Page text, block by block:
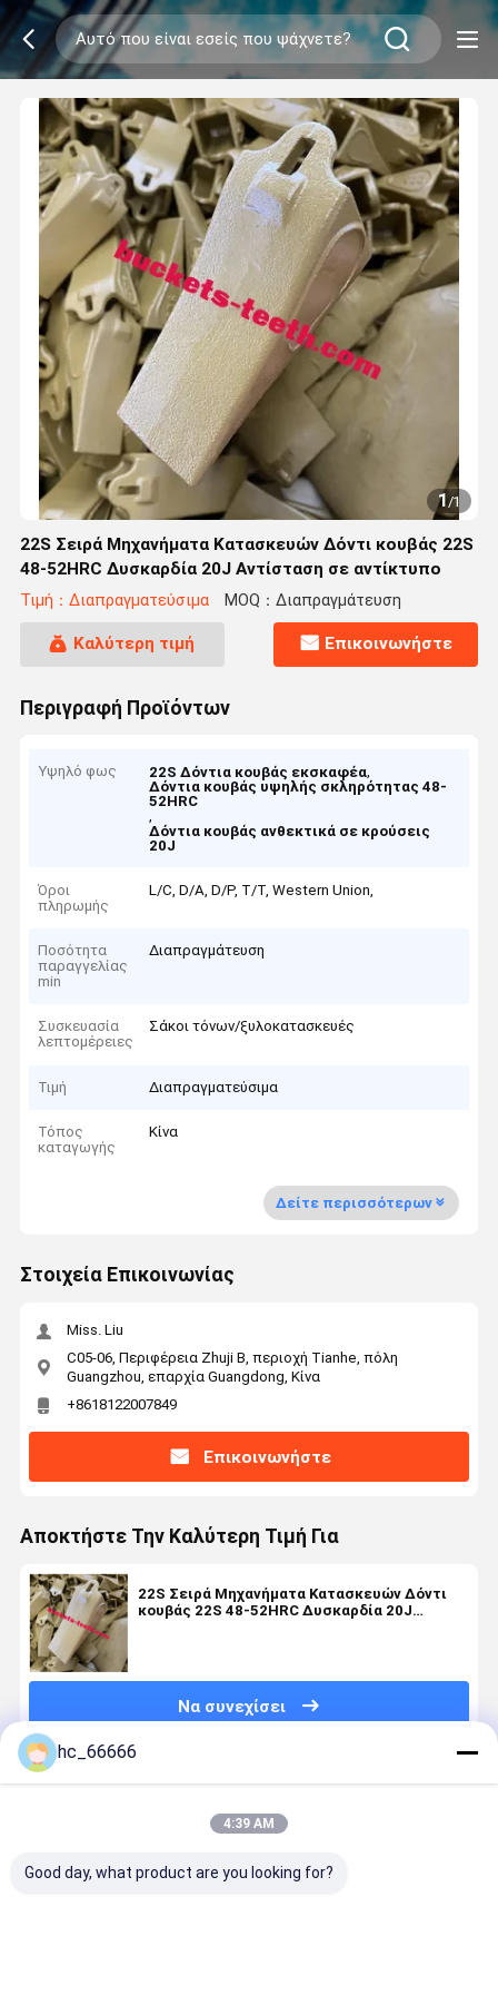
1/1
22S Σειρά Μηχανήματα Κατασκευών Δόντι κουβάς 22S
48-52HRC Δυσκαρδία 20J Αντίσταση σε αντίκτυπο
Τιμή：Διαπραγματεύσιμα MOQ：Διαπραγμάτευση
Καλύτερη τιμή Επικοινωνήστε
Περιγραφή Προϊόντων
Υψηλό φως 22S Δόντια κουβάς εκσκαφέα,
Δόντια κουβάς υψηλής σκληρότητας 48-
52HRC
,
Δόντια κουβάς ανθεκτικά σε κρούσεις
20J
Όροι
πληρωμής
L/C, D/A, D/P, T/T, Western Union,
Ποσότητα
παραγγελίας
min
Διαπραγμάτευση
Συσκευασία
λεπτομέρειες
Σάκοι τόνων/ξυλοκατασκευές
Τιμή Διαπραγματεύσιμα
Τόπος
καταγωγής
Κίνα
Δείτε περισσότερων
Στοιχεία Επικοινωνίας
Miss. Liu
C05-06, Περιφέρεια Zhuji B, περιοχή Tianhe, πόλη
Guangzhou, επαρχία Guangdong, Κίνα
+8618122007849
Επικοινωνήστε
Αποκτήστε Την Καλύτερη Τιμή Για
22S Σειρά Μηχανήματα Κατασκευών Δόντι
κουβάς 22S 48-52HRC Δυσκαρδία 20J
Να συνεχίσει
Συνιστώμενα Προϊόντα
hc_66666
4:39 AM
Good day, what product are you looking for?